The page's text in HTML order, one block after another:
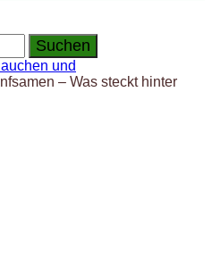
und
– Was steckt hinter